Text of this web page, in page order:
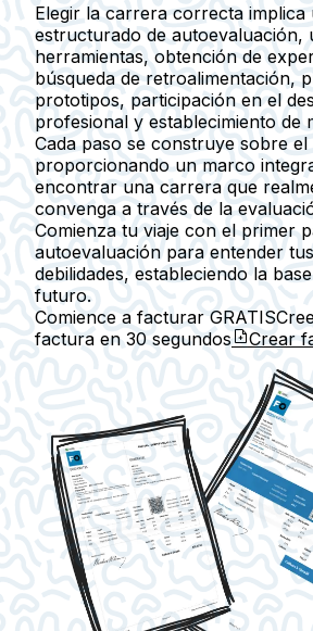
Elegir la carrera correcta implica
estructurado de autoevaluación,
herramientas, obtención de
búsqueda de retroalimentación,
prototipos, participación en el
profesional y establecimiento de
Cada paso se construye sobre el
proporcionando un marco
encontrar una carrera que
convenga a través de la
Comienza tu viaje con el primer
autoevaluación para entender
debilidades, estableciendo la
futuro.
Comience a facturar GRATIS
factura en 30 segundos Crear